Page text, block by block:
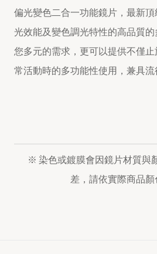
偏光變色二合一功能鏡片，最新
光效能及變色調光特性的高品質
您多元的需求，更可以提供不僅
常活動時的多功能性使用，兼具流
※ 染色或鍍膜會因鏡片材質與
差，請依實際商品顏